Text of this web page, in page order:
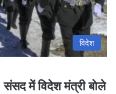
विदेश
संसद में विदेश मंत्री बाेले